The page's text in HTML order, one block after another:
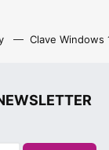
Clave Windows